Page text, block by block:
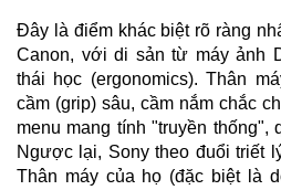
Đây là điểm khác biệt rõ ràng
Canon, với di sản từ máy ảnh
thái học (ergonomics). Thân
cầm (grip) sâu, cầm nắm chắc
menu mang tính "truyền thống",
Ngược lại, Sony theo đuổi triết
Thân máy của họ (đặc biệt là